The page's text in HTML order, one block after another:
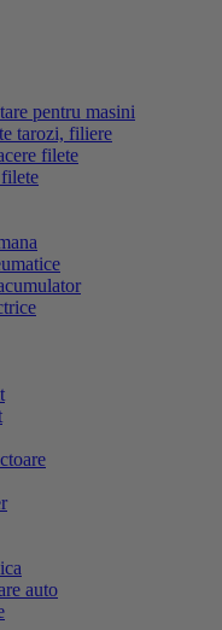
pentru masini
tarozi, filiere
filete
auto